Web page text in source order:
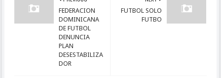
FUTBOL SOLO
FUTBO
FEDERACION
DOMINICANA
DE FUTBOL
DENUNCIA
PLAN
DESESTABILIZA
DOR